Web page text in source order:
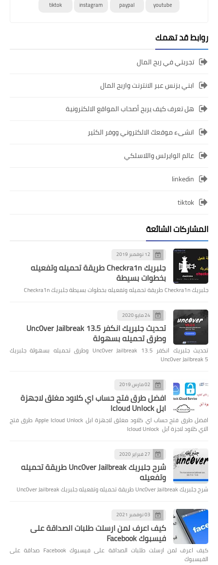
youtube
paypal
instagram
tiktok
روابط قد تهمك
تجربتي في ربح المال
ابني بزنس عبر الانترنت واربح المال
هل تعرف كيف يربح أصحاب المواقع الالكترونية
انشىء موقعك الالكتروني ووفر الكثير
عالم الوايرلس واللاسلكي
linkedin
tiktok
المشاركات الشائعة
12 نوفمبر 2019
جلبريك Checkra1n طريقة تحميله وتفعيله
بخطوات بسيطة
جلبريك Checkra1n طريقة تحميله وتفعيله بخطوات بسيطة جلبريك Checkra1n
24 مايو 2020
تحديث جلبريك انكفر Unc0ver Jailbreak 13.5
وطرق تحميله بسهولة
تحديث جلبريك انكفر Unc0ver Jailbreak 13.5 وطرق تحميله بسهولة جلبريك
Unc0ver Jailbreak 5
02 مارس 2019
افضل طرق فتح حساب اي كلاود مغلق لاجهزة
ابل Icloud Unlock
افضل طرق فتح حساب اي كلاود مغلق لاجهزة ابل Apple Icloud Unlock طرق فتح
الاي كلاود لاجزة آبل Icloud Unlock
27 فبراير 2020
شرح جلبريك Unc0ver Jailbreak طريقة تحميله
وتفعيله
شرح جلبريك Unc0ver Jailbreak طريقة تحميله وتفعيله جلبريك Unc0ver Jailbreak
03 نوفمبر 2021
كيف اعرف لمن ارسلت طلبات الصداقة على
فيسبوك Facebook
كيف اعرف لمن ارسلت طلبات الصداقة على فيسبوك Facebook صداقة على
الفيسبوك